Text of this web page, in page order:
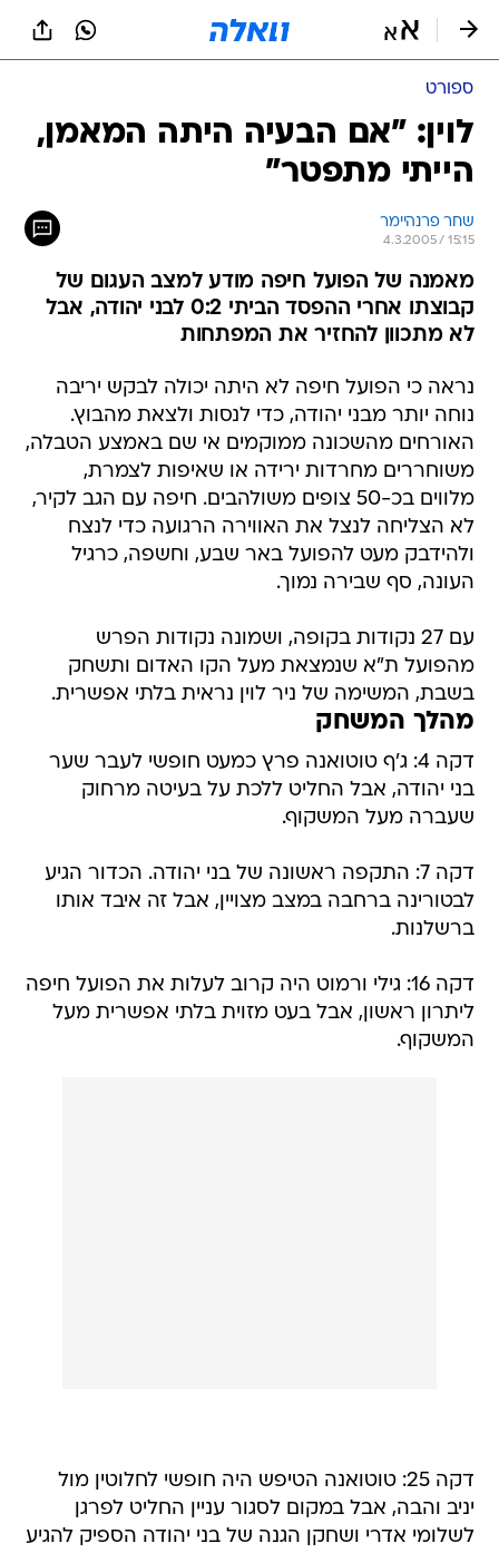
ספורט
לוין: "אם הבעיה היתה המאמן,
הייתי מתפטר"
שחר פרנהיימר
4.3.2005 / 15:15
מאמנה של הפועל חיפה מודע למצב העגום של
קבוצתו אחרי ההפסד הביתי 0:2 לבני יהודה, אבל
לא מתכוון להחזיר את המפתחות
נראה כי הפועל חיפה לא היתה יכולה לבקש יריבה
נוחה יותר מבני יהודה, כדי לנסות ולצאת מהבוץ.
האורחים מהשכונה ממוקמים אי שם באמצע הטבלה,
משוחררים מחרדות ירידה או שאיפות לצמרת,
מלווים בכ-50 צופים משולהבים. חיפה עם הגב לקיר,
לא הצליחה לנצל את האווירה הרגועה כדי לנצח
ולהידבק מעט להפועל באר שבע, וחשפה, כרגיל
העונה, סף שבירה נמוך.
עם 27 נקודות בקופה, ושמונה נקודות הפרש
מהפועל ת"א שנמצאת מעל הקו האדום ותשחק
בשבת, המשימה של ניר לוין נראית בלתי אפשרית.
מהלך המשחק
דקה 4: ג'ף טוטואנה פרץ כמעט חופשי לעבר שער
בני יהודה, אבל החליט ללכת על בעיטה מרחוק
שעברה מעל המשקוף.
דקה 7: התקפה ראשונה של בני יהודה. הכדור הגיע
לבטורינה ברחבה במצב מצויין, אבל זה איבד אותו
ברשלנות.
דקה 16: גילי ורמוט היה קרוב לעלות את הפועל חיפה
ליתרון ראשון, אבל בעט מזוית בלתי אפשרית מעל
המשקוף.
דקה 25: טוטואנה הטיפש היה חופשי לחלוטין מול
יניב והבה, אבל במקום לסגור עניין החליט לפרגן
לשלומי אדרי ושחקן הגנה של בני יהודה הספיק להגיע